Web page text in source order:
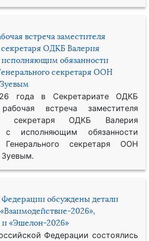
встреча заместителя
секретаря ОДКБ Валерия
обязанности
секретаря ООН
года в Секретариате ОДКБ
встреча заместителя
секретаря ОДКБ Валерия
с исполняющим обязанности
Генерального секретаря ООН
обсуждены детали
2026»,
«Эшелон-2026»
Федерации состоялись